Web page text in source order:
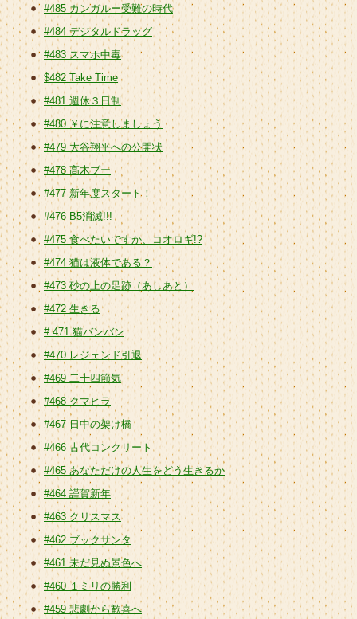
#485 カンガルー受難の時代
#484 デジタルドラッグ
#483 スマホ中毒
$482 Take Time
#481 週休３日制
#480 ￥に注意しましょう
#479 大谷翔平への公開状
#478 高木ブー
#477 新年度スタート！
#476 B5消滅!!!
#475 食べたいですか、コオロギ!?
#474 猫は液体である？
#473 砂の上の足跡（あしあと）
#472 生きる
# 471 猫バンバン
#470 レジェンド引退
#469 二十四節気
#468 クマヒラ
#467 日中の架け橋
#466 古代コンクリート
#465 あなただけの人生をどう生きるか
#464 謹賀新年
#463 クリスマス
#462 ブックサンタ
#461 未だ見ぬ景色へ
#460 １ミリの勝利
#459 悲劇から歓喜へ